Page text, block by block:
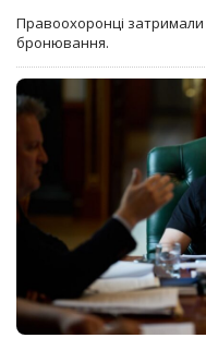
Правоохоронці
бронювання.